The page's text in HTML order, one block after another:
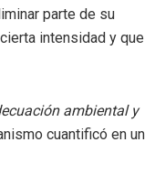
parte de su
intensidad y que
ambiental y
cuantificó en un